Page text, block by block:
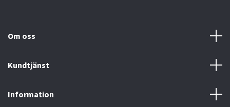
Om oss
Kundtjänst
Information